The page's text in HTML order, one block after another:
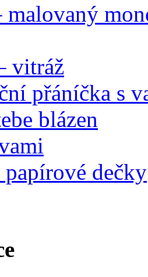
malovaný
vitráž
přáníčka s
blázen
papírové dečky